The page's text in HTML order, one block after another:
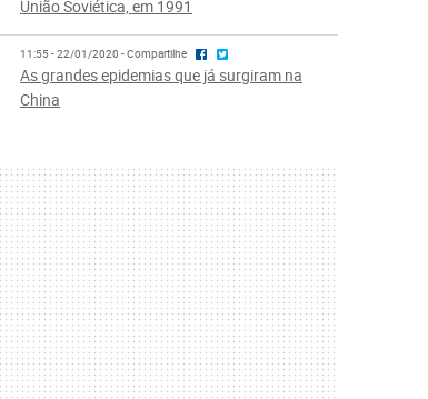
União Soviética, em 1991
11:55 - 22/01/2020 - Compartilhe
As grandes epidemias que já surgiram na
China